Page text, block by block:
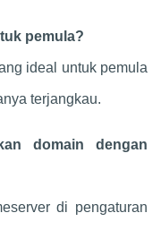
pemula?
ideal untuk pemula
terjangkau.
domain dengan
di pengaturan